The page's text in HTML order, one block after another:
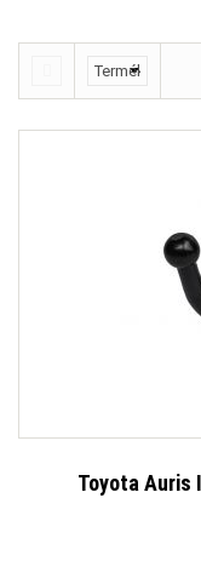
Toyota Auris